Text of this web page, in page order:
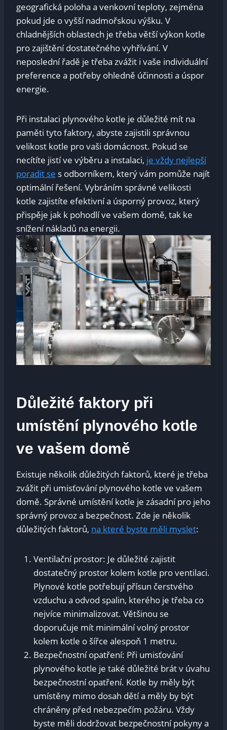
geografická poloha a venkovní teploty, zejména
pokud jde o vyšší nadmořskou výšku. V
chladnějších oblastech je třeba větší výkon kotle
pro zajištění dostatečného vyhřívání. V
neposlední řadě je třeba zvážit i vaše individuální
preference a potřeby ohledně účinnosti a úspor
energie.
Při instalaci plynového kotle je důležité mít na
paměti tyto faktory, abyste zajistili správnou
velikost kotle pro vaši domácnost. Pokud se
necítíte jistí ve výběru a instalaci, je vždy nejlepší
poradit se s odborníkem, který vám pomůže najít
optimální řešení. Vybráním správné velikosti
kotle zajistíte efektivní a úsporný provoz, který
přispěje jak k pohodlí ve vašem domě, tak ke
snížení nákladů na energii.
Důležité faktory při
umístění plynového kotle
ve vašem domě
Existuje několik důležitých faktorů, které je třeba
zvážit při umisťování plynového kotle ve vašem
domě. Správné umístění kotle je zásadní pro jeho
správný provoz a bezpečnost. Zde je několik
důležitých faktorů, na které byste měli myslet:
Ventilační prostor: Je důležité zajistit
dostatečný prostor kolem kotle pro ventilaci.
Plynové kotle potřebují přísun čerstvého
vzduchu a odvod spalin, kterého je třeba co
nejvíce minimalizovat. Většinou se
doporučuje mít minimální volný prostor
kolem kotle o šířce alespoň 1 metru.
Bezpečnostní opatření: Při umisťování
plynového kotle je také důležité brát v úvahu
bezpečnostní opatření. Kotle by měly být
umístěny mimo dosah dětí a měly by být
chráněny před nebezpečím požáru. Vždy
byste měli dodržovat bezpečnostní pokyny a